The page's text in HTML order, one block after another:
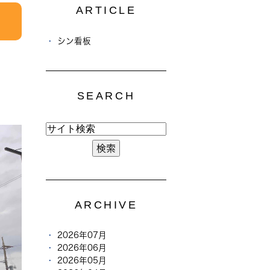
ARTICLE
シン看板
SEARCH
ARCHIVE
2026年07月
2026年06月
2026年05月